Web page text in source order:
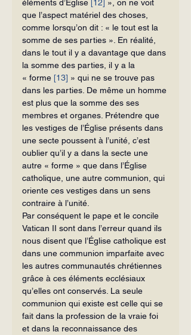
éléments d’Église [12]
», on ne voit
que l’aspect matériel des choses,
comme lorsqu’on dit : « le tout est la
somme de ses parties ». En réalité,
dans le tout il y a davantage que dans
la somme des parties, il y a la
« forme [13] » qui ne se trouve pas
dans les parties. De même un homme
est plus que la somme des ses
membres et organes. Prétendre que
les vestiges de l’Église présents dans
une secte poussent à l’unité, c’est
oublier qu’il y a dans la secte une
autre « forme » que dans l’Église
catholique, une autre communion, qui
oriente ces vestiges dans un sens
contraire à l’unité.
Par conséquent le pape et le concile
Vatican II sont dans l’erreur quand ils
nous disent que l’Église catholique est
dans une communion imparfaite avec
les autres communautés chrétiennes
grâce à ces éléments ecclésiaux
qu’elles ont conservés. La seule
communion qui existe est celle qui se
fait dans la profession de la vraie foi
et dans la reconnaissance des